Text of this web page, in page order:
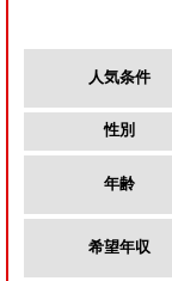
人気条件
性別
年齢
希望年収